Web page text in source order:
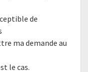
de
ma demande au
le cas.